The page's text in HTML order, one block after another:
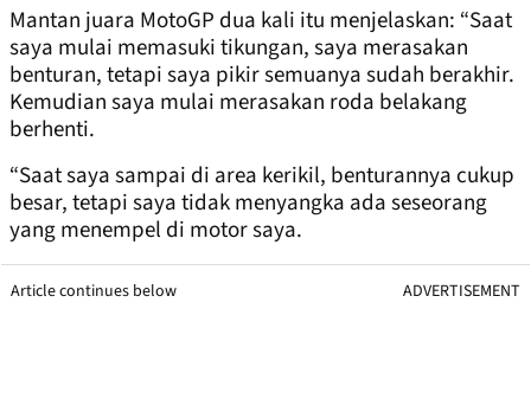
Mantan juara MotoGP dua kali itu menjelaskan: “Saat
saya mulai memasuki tikungan, saya merasakan
benturan, tetapi saya pikir semuanya sudah berakhir.
Kemudian saya mulai merasakan roda belakang
berhenti.
“Saat saya sampai di area kerikil, benturannya cukup
besar, tetapi saya tidak menyangka ada seseorang
yang menempel di motor saya.
Article continues below ADVERTISEMENT